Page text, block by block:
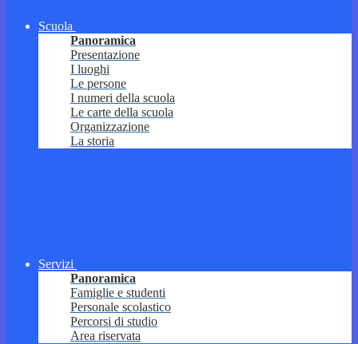
Scuola
Panoramica
Presentazione
I luoghi
Le persone
I numeri della scuola
Le carte della scuola
Organizzazione
La storia
Servizi
Panoramica
Famiglie e studenti
Personale scolastico
Percorsi di studio
Area riservata